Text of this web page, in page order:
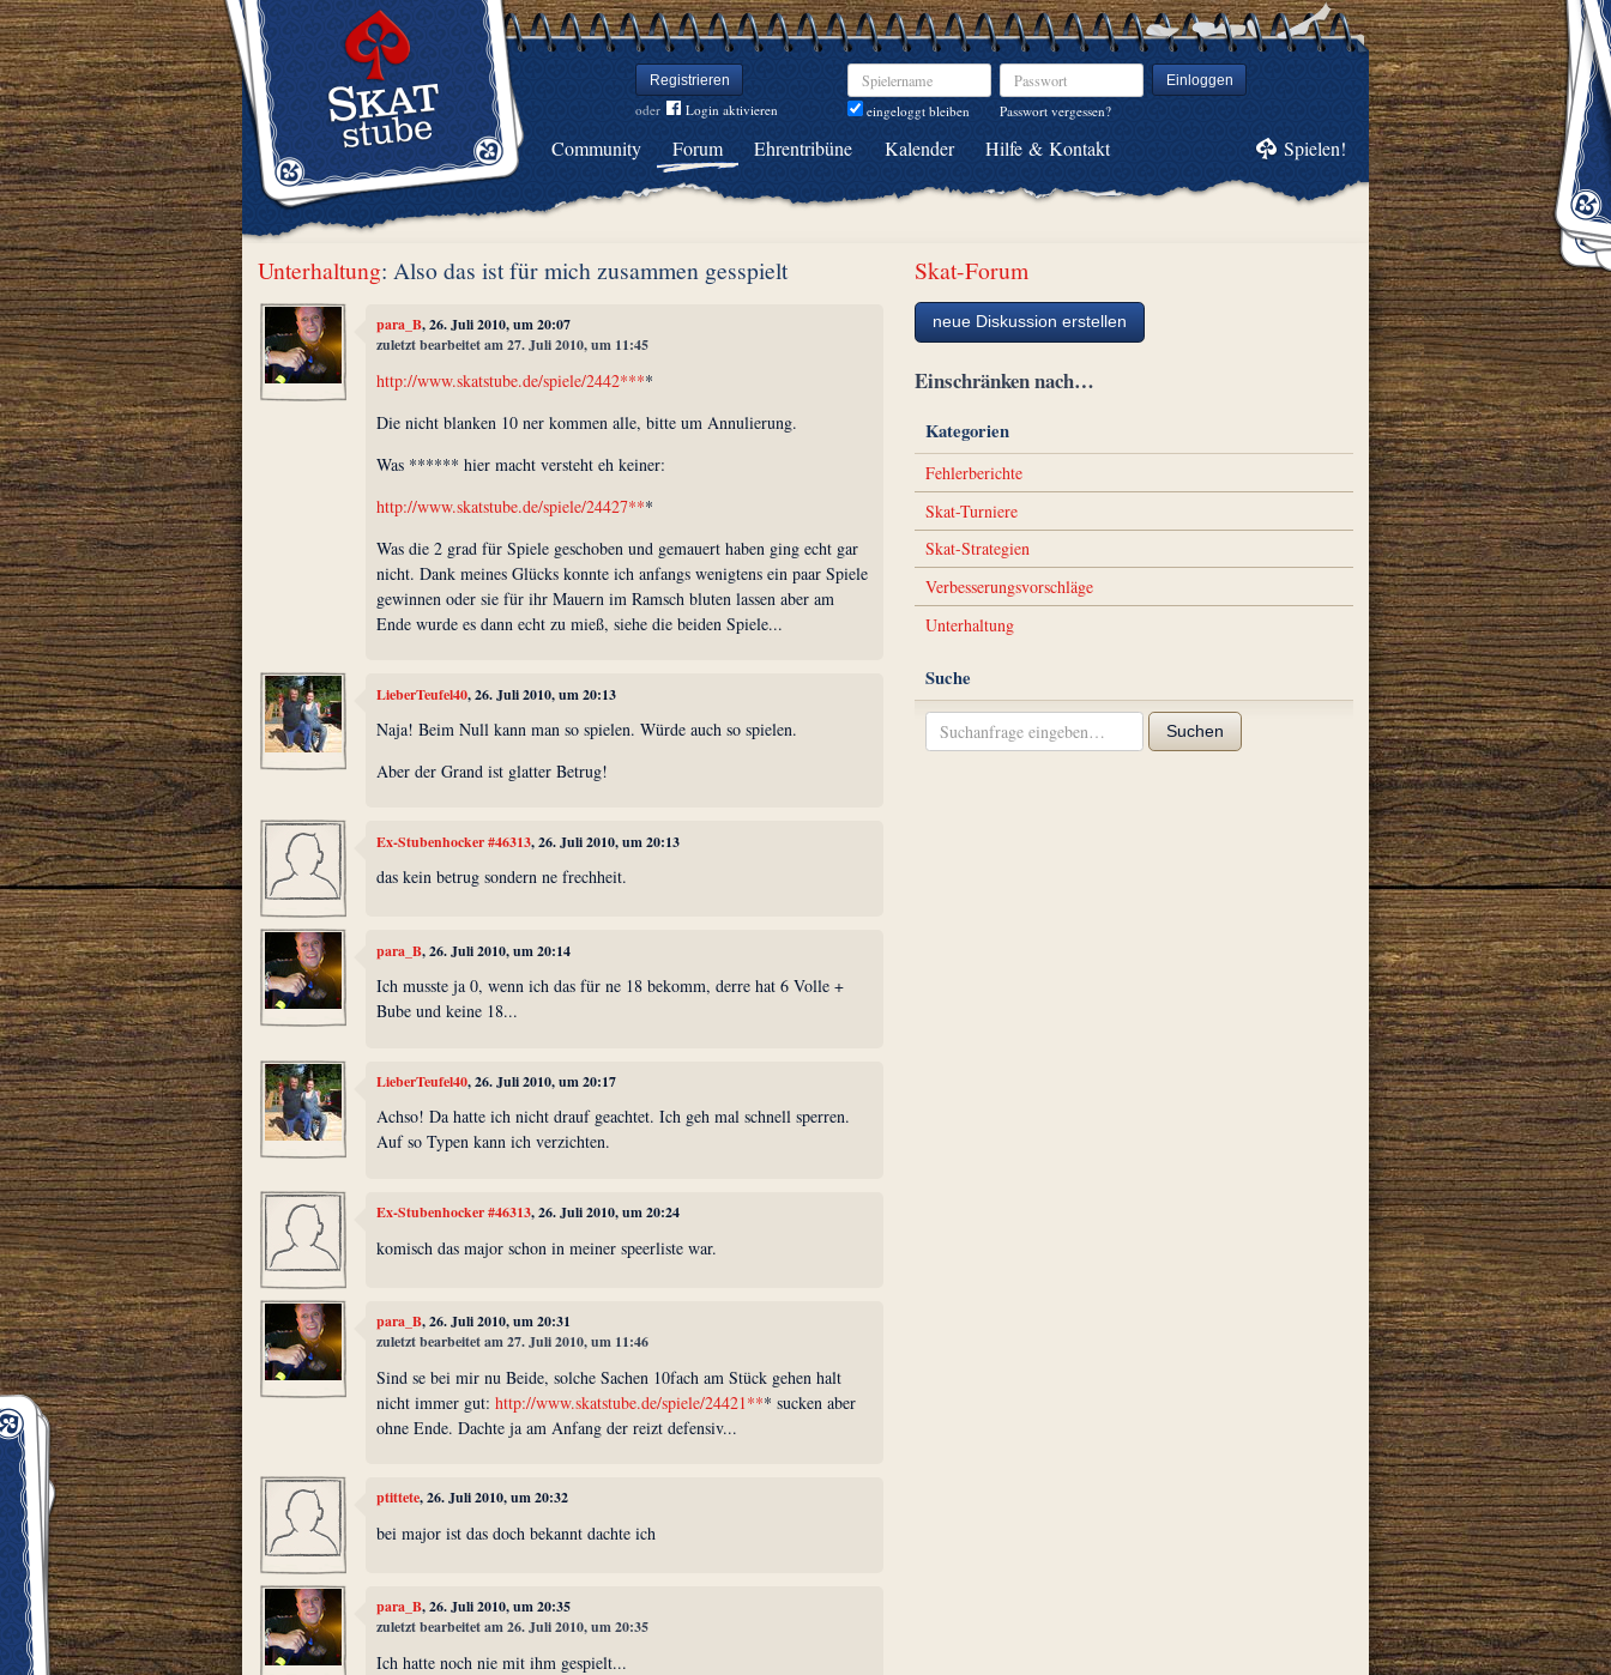
Registrieren
oder Login aktivieren
Spielername
eingeloggt bleiben
Passwort Einloggen
Passwort vergessen?
Community Forum Ehrentribüne Kalender Hilfe & Kontakt Spielen!
Unterhaltung: Also das ist für mich zusammen gesspielt
para_B, 26. Juli 2010, um 20:07
zuletzt bearbeitet am 27. Juli 2010, um 11:45
http://www.skatstube.de/spiele/2442****
Die nicht blanken 10 ner kommen alle, bitte um Annulierung.
Was ****** hier macht versteht eh keiner:
http://www.skatstube.de/spiele/24427***
Was die 2 grad für Spiele geschoben und gemauert haben ging echt gar
nicht. Dank meines Glücks konnte ich anfangs wenigtens ein paar Spiele
gewinnen oder sie für ihr Mauern im Ramsch bluten lassen aber am
Ende wurde es dann echt zu mieß, siehe die beiden Spiele...
LieberTeufel40, 26. Juli 2010, um 20:13
Naja! Beim Null kann man so spielen. Würde auch so spielen.
Aber der Grand ist glatter Betrug!
Ex-Stubenhocker #46313, 26. Juli 2010, um 20:13
das kein betrug sondern ne frechheit.
para_B, 26. Juli 2010, um 20:14
Ich musste ja 0, wenn ich das für ne 18 bekomm, derre hat 6 Volle +
Bube und keine 18...
LieberTeufel40, 26. Juli 2010, um 20:17
Achso! Da hatte ich nicht drauf geachtet. Ich geh mal schnell sperren.
Auf so Typen kann ich verzichten.
Ex-Stubenhocker #46313, 26. Juli 2010, um 20:24
komisch das major schon in meiner speerliste war.
para_B, 26. Juli 2010, um 20:31
zuletzt bearbeitet am 27. Juli 2010, um 11:46
Sind se bei mir nu Beide, solche Sachen 10fach am Stück gehen halt
nicht immer gut:http://www.skatstube.de/spiele/24421*** sucken aber
ohne Ende. Dachte ja am Anfang der reizt defensiv...
ptittete, 26. Juli 2010, um 20:32
bei major ist das doch bekannt dachte ich
para_B, 26. Juli 2010, um 20:35
zuletzt bearbeitet am 26. Juli 2010, um 20:35
Ich hatte noch nie mit ihm gespielt...
Skat-Forum
neue Diskussion erstellen
Einschränken nach…
Kategorien
Fehlerberichte
Skat-Turniere
Skat-Strategien
Verbesserungsvorschläge
Unterhaltung
Suche
Suchen